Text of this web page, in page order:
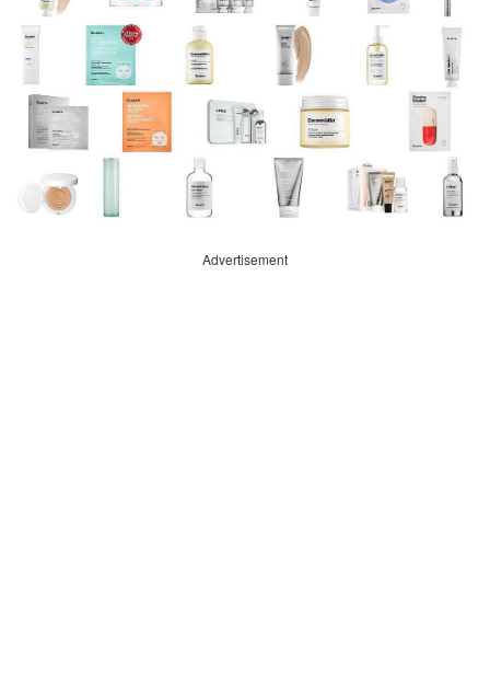
Advertisement